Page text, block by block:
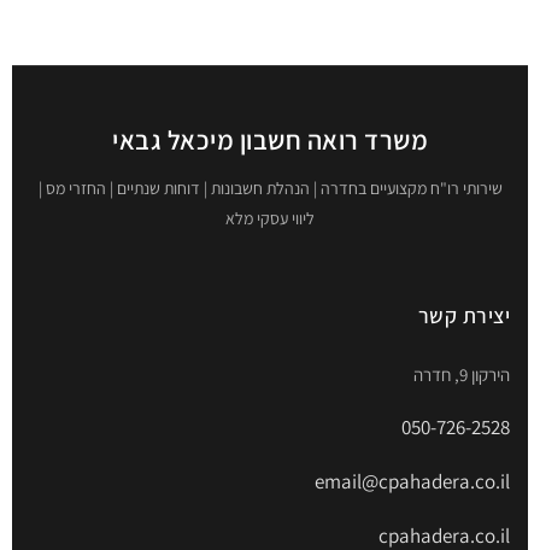
משרד רואה חשבון מיכאל גבאי
שירותי רו"ח מקצועיים בחדרה | הנהלת חשבונות | דוחות שנתיים | החזרי מס |
ליווי עסקי מלא
יצירת קשר
הירקון 9, חדרה
050-726-2528
email@cpahadera.co.il
cpahadera.co.il